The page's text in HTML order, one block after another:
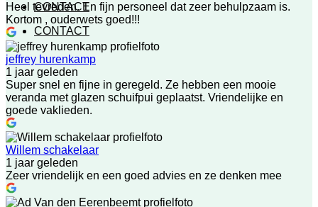
CONTACT
CONTACT
Heel tevreden. En fijn personeel dat zeer behulpzaam is.
Kortom , ouderwets goed!!!
jeffrey hurenkamp
1 jaar geleden
Super snel en fijne in geregeld. Ze hebben een mooie
veranda met glazen schuifpui geplaatst. Vriendelijke en
goede vaklieden.
Willem schakelaar
1 jaar geleden
Zeer vriendelijk en een goed advies en ze denken mee